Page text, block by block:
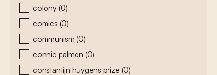
colony (0)
comics (0)
communism (0)
connie palmen (0)
constantijn huygens prize (0)